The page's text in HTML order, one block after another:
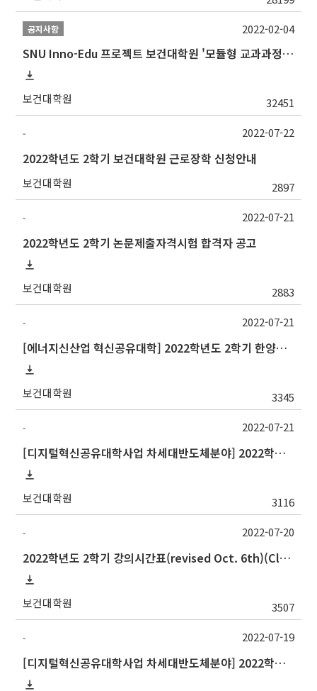
공지사항
SNU Inno-Edu 프로젝트 보건대학원 '모듈형 교과과정' 안내(revised 2022/2/28)
보건대학원 32451
2022-02-04
-
2022학년도 2학기 보건대학원 근로장학 신청안내
보건대학원 2897
2022-07-22
-
2022학년도 2학기 논문제출자격시험 합격자 공고
보건대학원 2883
2022-07-21
-
[에너지신산업 혁신공유대학] 2022학년도 2학기 한양대학교 교류 수학 안내
보건대학원 3345
2022-07-21
-
[디지털혁신공유대학사업 차세대반도체분야] 2022학년도 2학기 대구대학교 교류 수학 안내
보건대학원 3116
2022-07-21
-
2022학년도 2학기 강의시간표(revised Oct. 6th)(Class schedule, 2022 Fall semester)
보건대학원 3507
2022-07-20
-
[디지털혁신공유대학사업 차세대반도체분야] 2022학년도 2학기 강원대학교 교류 수학 안내
2022-07-19